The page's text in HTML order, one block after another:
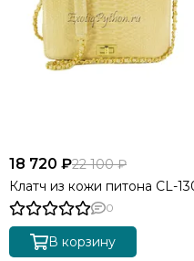
18 720 ₽22 100 ₽
Клатч из кожи питона CL-
0
В корзину